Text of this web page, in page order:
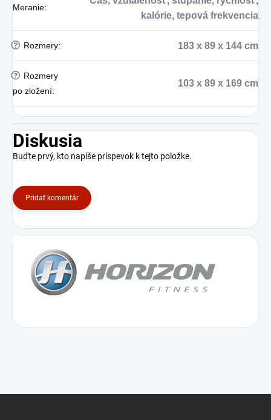
Meranie:
kalórie, tepová frekvencia
? Rozmery: 183 x 89 x 144 cm
?
Rozmery
po zložení:
103 x 89 x 169 cm
Diskusia
Buďte prvý, kto napíše príspevok k tejto položke.
Pridať komentár